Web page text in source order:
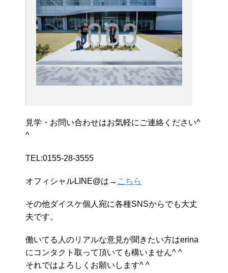
見学・お問い合わせはお気軽にご連絡ください^
^
TEL:0155-28-3555
オフィシャルLINE@は→ こちら
その他ダイスケ個人宛に各種SNSからでも大丈
夫です。
働いてる人のリアルな意見が聞きたい方はerina
にコンタクト取って頂いても構いません^ ^
それではよろしくお願いします^ ^